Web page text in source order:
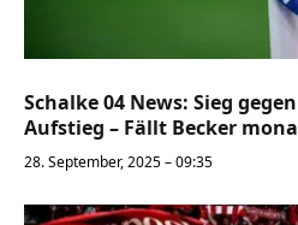
Schalke 04 News: Sieg
Aufstieg – Fällt Becker
28. September, 2025 – 09:35